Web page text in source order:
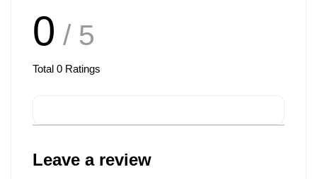
0 / 5
Total 0 Ratings
Leave a review